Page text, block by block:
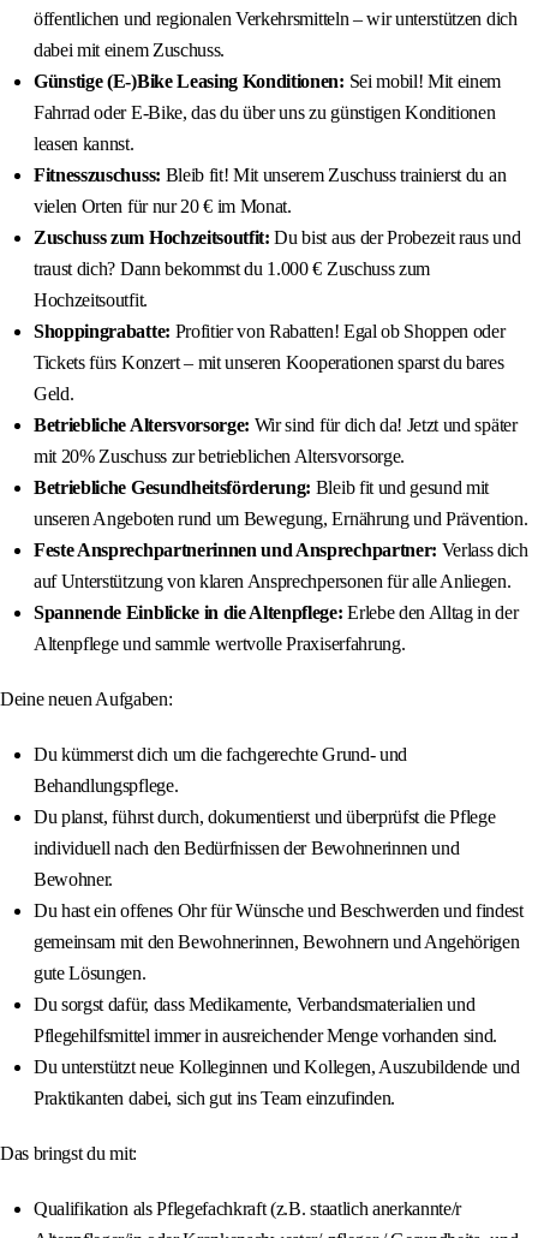
öffentlichen und regionalen Verkehrsmitteln – wir unterstützen dich
dabei mit einem Zuschuss.
Günstige (E-)Bike Leasing Konditionen: Sei mobil! Mit einem
Fahrrad oder E-Bike, das du über uns zu günstigen Konditionen
leasen kannst.
Fitnesszuschuss: Bleib fit! Mit unserem Zuschuss trainierst du an
vielen Orten für nur 20 € im Monat.
Zuschuss zum Hochzeitsoutfit: Du bist aus der Probezeit raus und
traust dich? Dann bekommst du 1.000 € Zuschuss zum
Hochzeitsoutfit.
Shoppingrabatte: Profitier von Rabatten! Egal ob Shoppen oder
Tickets fürs Konzert – mit unseren Kooperationen sparst du bares
Geld.
Betriebliche Altersvorsorge: Wir sind für dich da! Jetzt und später
mit 20% Zuschuss zur betrieblichen Altersvorsorge.
Betriebliche Gesundheitsförderung: Bleib fit und gesund mit
unseren Angeboten rund um Bewegung, Ernährung und Prävention.
Feste Ansprechpartnerinnen und Ansprechpartner: Verlass dich
auf Unterstützung von klaren Ansprechpersonen für alle Anliegen.
Spannende Einblicke in die Altenpflege: Erlebe den Alltag in der
Altenpflege und sammle wertvolle Praxiserfahrung.
Deine neuen Aufgaben:
Du kümmerst dich um die fachgerechte Grund- und
Behandlungspflege.
Du planst, führst durch, dokumentierst und überprüfst die Pflege
individuell nach den Bedürfnissen der Bewohnerinnen und
Bewohner.
Du hast ein offenes Ohr für Wünsche und Beschwerden und findest
gemeinsam mit den Bewohnerinnen, Bewohnern und Angehörigen
gute Lösungen.
Du sorgst dafür, dass Medikamente, Verbandsmaterialien und
Pflegehilfsmittel immer in ausreichender Menge vorhanden sind.
Du unterstützt neue Kolleginnen und Kollegen, Auszubildende und
Praktikanten dabei, sich gut ins Team einzufinden.
Das bringst du mit:
Qualifikation als Pflegefachkraft (z.B. staatlich anerkannte/r